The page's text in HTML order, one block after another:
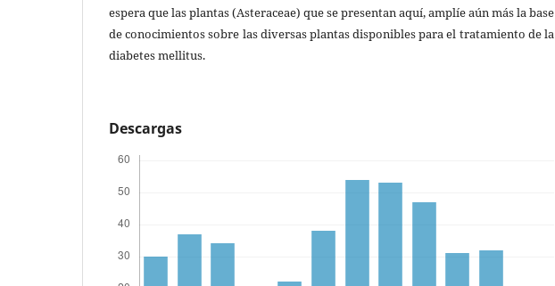
espera que las plantas (Asteraceae) que se presentan aquí, amplíe aún más la base
de conocimientos sobre las diversas plantas disponibles para el tratamiento de la
diabetes mellitus.
Descargas